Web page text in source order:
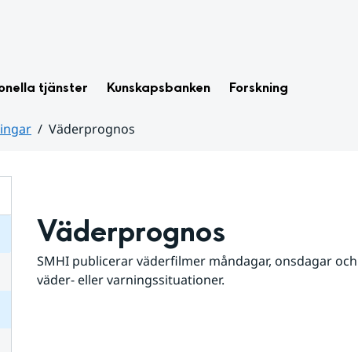
tjänster Kunskapsbanken Forskning
Väderprognos
Väderprognos
SMHI publicerar väderfilmer måndagar, onsdagar
väder- eller varningssituationer.